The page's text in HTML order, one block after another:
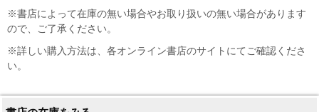
※書店によって在庫の無い場合やお取り扱いの無い場合があります
ので、ご了承ください。
※詳しい購入方法は、各オンライン書店のサイトにてご確認くださ
い。